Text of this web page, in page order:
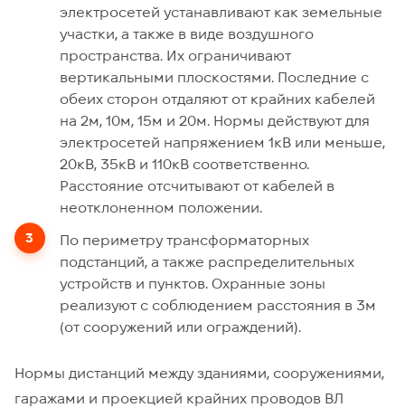
электросетей устанавливают как земельные
участки, а также в виде воздушного
пространства. Их ограничивают
вертикальными плоскостями. Последние с
обеих сторон отдаляют от крайних кабелей
на 2м, 10м, 15м и 20м. Нормы действуют для
электросетей напряжением 1кВ или меньше,
20кВ, 35кВ и 110кВ соответственно.
Расстояние отсчитывают от кабелей в
неотклоненном положении.
По периметру трансформаторных
подстанций, а также распределительных
устройств и пунктов. Охранные зоны
реализуют с соблюдением расстояния в 3м
(от сооружений или ограждений).
Нормы дистанций между зданиями, сооружениями,
гаражами и проекцией крайних проводов ВЛ